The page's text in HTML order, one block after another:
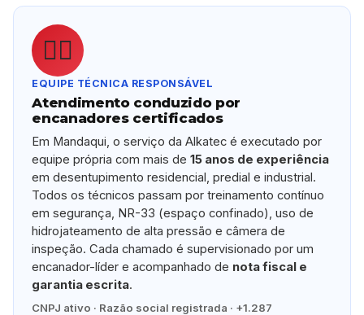
👷‍♂️
EQUIPE TÉCNICA RESPONSÁVEL
Atendimento conduzido por
encanadores certificados
Em Mandaqui, o serviço da Alkatec é executado por
equipe própria com mais de15 anos de experiência
em desentupimento residencial, predial e industrial.
Todos os técnicos passam por treinamento contínuo
em segurança, NR-33 (espaço confinado), uso de
hidrojateamento de alta pressão e câmera de
inspeção. Cada chamado é supervisionado por um
encanador-líder e acompanhado de nota fiscal e
garantia escrita.
CNPJ ativo · Razão social registrada · +1.287